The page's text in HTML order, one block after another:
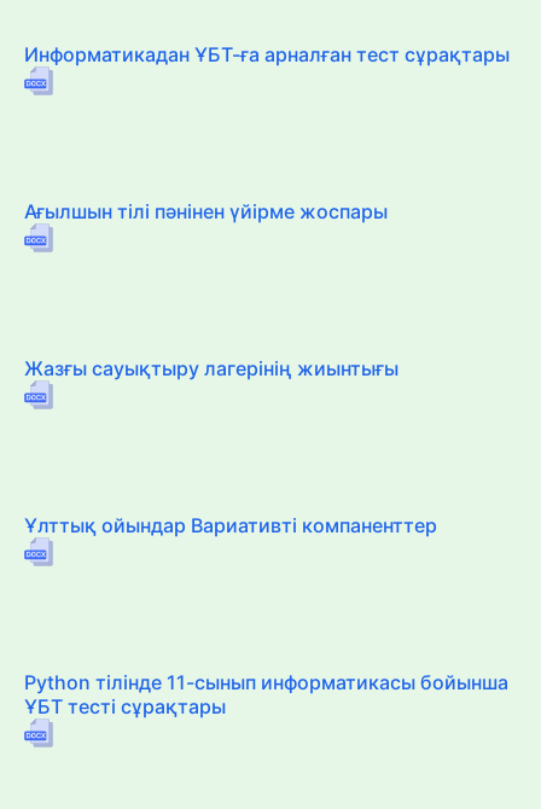
Информатикадан ҰБТ-ға арналған тест сұрақтары
Ағылшын тілі пәнінен үйірме жоспары
Жазғы сауықтыру лагерінің жиынтығы
Ұлттық ойындар Вариативті компаненттер
Python тілінде 11-сынып информатикасы бойынша
ҰБТ тесті сұрақтары